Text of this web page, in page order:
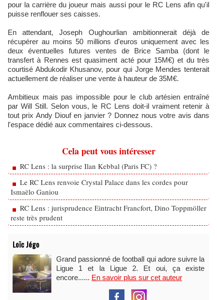
pour la carrière du joueur mais aussi pour le RC Lens afin qu'il
puisse renflouer ses caisses.
En attendant, Joseph Oughourlian ambitionnerait déjà de
récupérer au moins 50 millions d'euros uniquement avec les
deux éventuelles futures ventes de Brice Samba (dont le
transfert à Rennes est quasiment acté pour 15M€) et du très
courtisé Abdukodir Khusanov, pour qui Jorge Mendes tenterait
actuellement de réaliser une vente à hauteur de 35M€.
Ambitieux mais pas impossible pour le club artésien entraîné
par Will Still. Selon vous, le RC Lens doit-il vraiment retenir à
tout prix Andy Diouf en janvier ? Donnez nous votre avis dans
l'espace dédié aux commentaires ci-dessous.
Cela peut vous intéresser
RC Lens : la surprise Ilan Kebbal (Paris FC) ?
Le RC Lens renvoie Crystal Palace dans les cordes pour
Ismaëlo Ganiou
RC Lens : jurisprudence Eintracht Francfort, Dino Toppmöller
reste très prudent
Loïc Jégo
Grand passionné de football qui adore suivre la
Ligue 1 et la Ligue 2. Et oui, ça existe
encore...... En savoir plus sur cet auteur